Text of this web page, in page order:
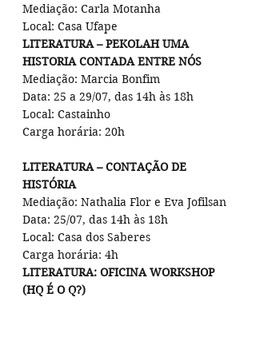
Mediação: Carla Motanha
Local: Casa Ufape
LITERATURA – PEKOLAH UMA
HISTORIA CONTADA ENTRE NÓS
Mediação: Marcia Bonfim
Data: 25 a 29/07, das 14h às 18h
Local: Castainho
Carga horária: 20h
LITERATURA – CONTAÇÃO DE
HISTÓRIA
Mediação: Nathalia Flor e Eva Jofilsan
Data: 25/07, das 14h às 18h
Local: Casa dos Saberes
Carga horária: 4h
LITERATURA: OFICINA WORKSHOP
(HQ É O Q?)